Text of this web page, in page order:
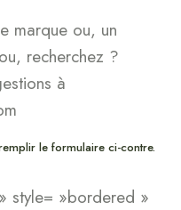
marque ou, un
recherchez ?
à
le formulaire ci-contre.
style= »bordered »